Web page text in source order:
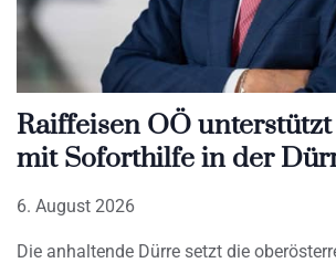
Raiffeisen OÖ
mit Soforthilfe in der
6. August 2026
Die anhaltende Dürre setzt die